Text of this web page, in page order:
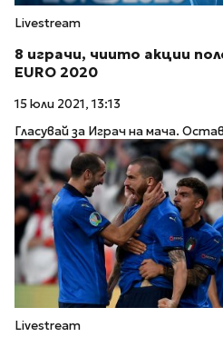
Livestream
8 играчи, чиито акции
EURO 2020
15 юли 2021, 13:13
Гласувай за Играч на мача.
Livestream